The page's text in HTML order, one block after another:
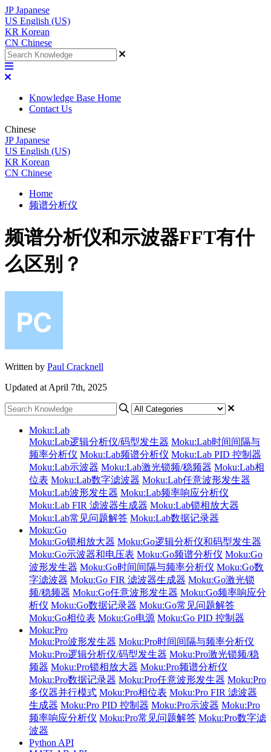
JP Japanese
US English (US)
KR Korean
CN Chinese
Knowledge Base Home
Contact Us
Chinese
JP Japanese
US English (US)
KR Korean
CN Chinese
Home
频谱分析仪
频谱分析仪和示波器FFT有什
么区别？
Written by Paul Cracknell
Updated at April 7th, 2025
Moku:Lab
Moku:Lab逻辑分析仪/码型发生器 Moku:Lab时间间隔与
频率分析仪 Moku:Lab频谱分析仪 Moku:Lab PID 控制器
Moku:Lab示波器 Moku:Lab激光锁频/稳频器 Moku:Lab相
位表 Moku:Lab数字滤波器 Moku:Lab任意波形发生器
Moku:Lab波形发生器 Moku:Lab频率响应分析仪
Moku:Lab FIR 滤波器生成器 Moku:Lab锁相放大器
Moku:Lab常见问题解答 Moku:Lab数据记录器
Moku:Go
Moku:Go锁相放大器 Moku:Go逻辑分析仪和码型发生器
Moku:Go示波器和电压表 Moku:Go频谱分析仪 Moku:Go
波形发生器 Moku:Go时间间隔与频率分析仪 Moku:Go数
字滤波器 Moku:Go FIR 滤波器生成器 Moku:Go激光锁
频/稳频器 Moku:Go任意波形发生器 Moku:Go频率响应分
析仪 Moku:Go数据记录器 Moku:Go常见问题解答
Moku:Go相位表 Moku:Go电源 Moku:Go PID 控制器
Moku:Pro
Moku:Pro波形发生器 Moku:Pro时间间隔与频率分析仪
Moku:Pro逻辑分析仪/码型发生器 Moku:Pro激光锁频/稳
频器 Moku:Pro锁相放大器 Moku:Pro频谱分析仪
Moku:Pro数据记录器 Moku:Pro任意波形发生器 Moku:Pro
多仪器并行模式 Moku:Pro相位表 Moku:Pro FIR 滤波器
生成器 Moku:Pro PID 控制器 Moku:Pro示波器 Moku:Pro
频率响应分析仪 Moku:Pro常见问题解答 Moku:Pro数字滤
波器
Python API